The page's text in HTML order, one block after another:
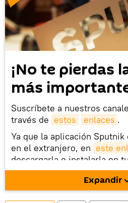
¡No te pierdas
más
Suscríbete a nuestros
través de estos enlaces .
Ya que la aplicación Sputnik
en el extranjero, en este
descargarla e instalarla en
móvil (¡solo para Android!).
Expandir